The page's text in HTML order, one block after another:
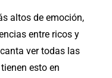
altos de emoción,
entre ricos y
ver todas las
esto en